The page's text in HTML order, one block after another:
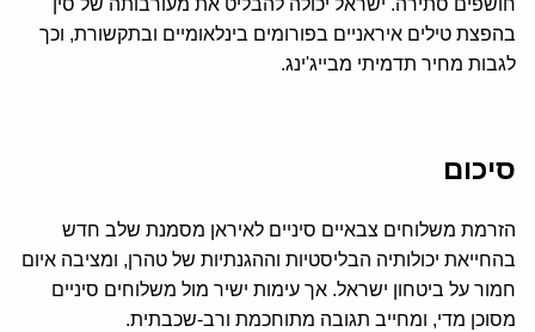
חושפים סתירה. ישראל יכולה להבליט את מעורבותה של סין
בהפצת טילים איראניים בפורומים בינלאומיים ובתקשורת, וכך
לגבות מחיר תדמיתי מבייג'ינג.
סיכום
הזרמת משלוחים צבאיים סיניים לאיראן מסמנת שלב חדש
בהחייאת יכולותיה הבליסטיות וההגנתיות של טהרן, ומציבה איום
חמור על ביטחון ישראל. אך עימות ישיר מול משלוחים סיניים
מסוכן מדי, ומחייב תגובה מתוחכמת ורב-שכבתית.